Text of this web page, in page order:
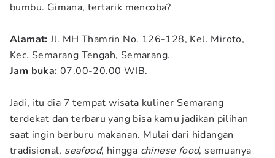
bumbu. Gimana, tertarik mencoba?
Alamat: Jl. MH Thamrin No. 126-128, Kel. Miroto,
Kec. Semarang Tengah, Semarang.
Jam buka: 07.00-20.00 WIB.
Jadi, itu dia 7 tempat wisata kuliner Semarang
terdekat dan terbaru yang bisa kamu jadikan pilihan
saat ingin berburu makanan. Mulai dari hidangan
tradisional, seafood, hingga chinese food, semuanya